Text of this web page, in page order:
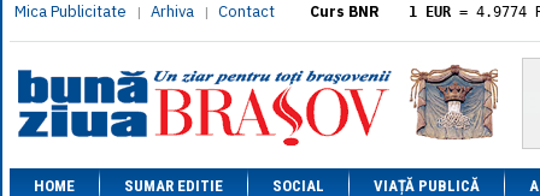
Mica Publicitate | Arhiva | Contact Curs BNR 1 EUR = 4.9774
= 5.8304
1 XAU= 464.4611
1 AED= 1.1933
1 AUD= 2.7957
1 BGN= 2.5449
1 CAD= 3.1559
HOME SUMAR EDITIE SOCIAL VIAȚĂ PUBLICĂ